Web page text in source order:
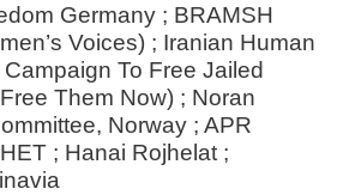
Germany ; BRAMSH
Voices) ; Iranian Human
To Free Jailed
Them Now) ; Noran
Norway ; APR
; Hanai Rojhelat ;